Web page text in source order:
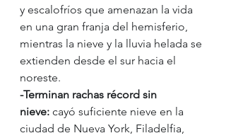
y escalofríos que amenazan la vida
en una gran franja del hemisferio,
mientras la nieve y la lluvia helada se
extienden desde el sur hacia el
noreste.
-Terminan rachas récord sin
nieve: cayó suficiente nieve en la
ciudad de Nueva York, Filadelfia,